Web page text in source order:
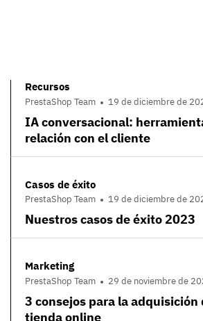
Recursos
PrestaShop Team 19 de diciembre de
IA conversacional:
relación con el cliente
Casos de éxito
PrestaShop Team 19 de diciembre de
Nuestros casos de éxito 2023
Marketing
PrestaShop Team 29 de noviembre de
3 consejos para la
tienda online